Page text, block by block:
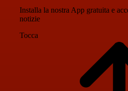
Installa la nostra App gratuita e
notizie
Tocca